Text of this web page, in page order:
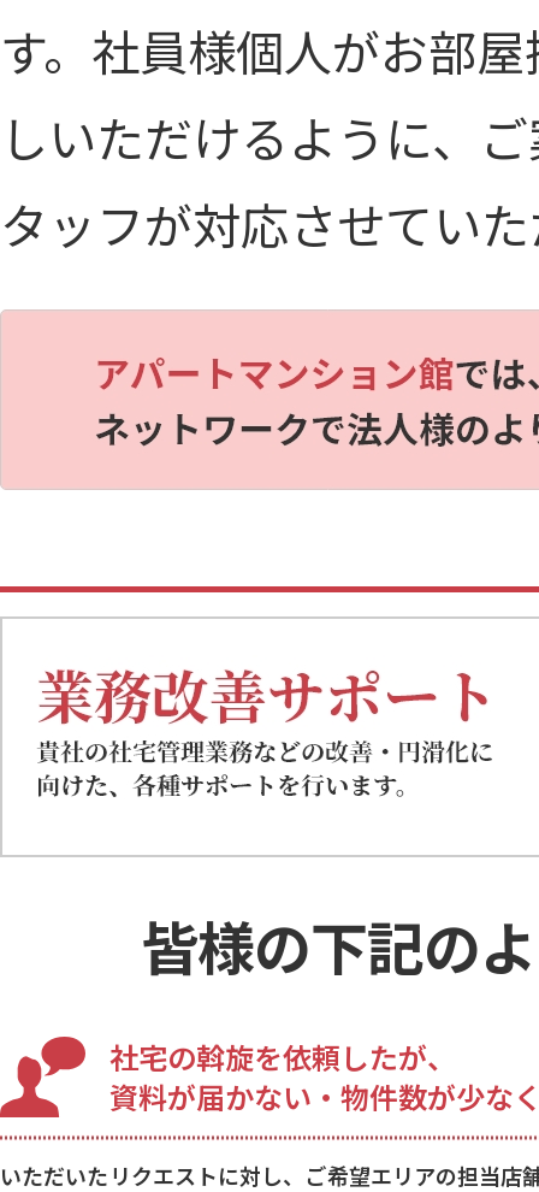
す。社員様個人がお部
しいただけるように、
タッフが対応させてい
皆様の下記の
社宅の斡旋を依頼したが、
資料が届かない・物件数が少な
いただいたリクエストに対し、ご希望エリアの担当店